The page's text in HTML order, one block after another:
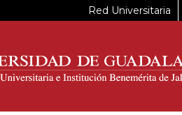
Red Universitaria